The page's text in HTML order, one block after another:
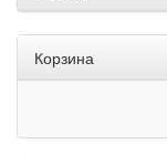
Корзина